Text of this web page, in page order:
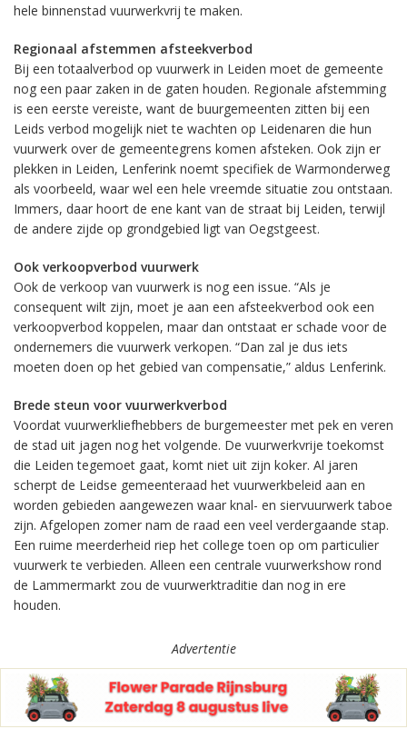
hele binnenstad vuurwerkvrij te maken.
Regionaal afstemmen afsteekverbod
Bij een totaalverbod op vuurwerk in Leiden moet de gemeente
nog een paar zaken in de gaten houden. Regionale afstemming
is een eerste vereiste, want de buurgemeenten zitten bij een
Leids verbod mogelijk niet te wachten op Leidenaren die hun
vuurwerk over de gemeentegrens komen afsteken. Ook zijn er
plekken in Leiden, Lenferink noemt specifiek de Warmonderweg
als voorbeeld, waar wel een hele vreemde situatie zou ontstaan.
Immers, daar hoort de ene kant van de straat bij Leiden, terwijl
de andere zijde op grondgebied ligt van Oegstgeest.
Ook verkoopverbod vuurwerk
Ook de verkoop van vuurwerk is nog een issue. “Als je
consequent wilt zijn, moet je aan een afsteekverbod ook een
verkoopverbod koppelen, maar dan ontstaat er schade voor de
ondernemers die vuurwerk verkopen. “Dan zal je dus iets
moeten doen op het gebied van compensatie,” aldus Lenferink.
Brede steun voor vuurwerkverbod
Voordat vuurwerkliefhebbers de burgemeester met pek en veren
de stad uit jagen nog het volgende. De vuurwerkvrije toekomst
die Leiden tegemoet gaat, komt niet uit zijn koker. Al jaren
scherpt de Leidse gemeenteraad het vuurwerkbeleid aan en
worden gebieden aangewezen waar knal- en siervuurwerk taboe
zijn. Afgelopen zomer nam de raad een veel verdergaande stap.
Een ruime meerderheid riep het college toen op om particulier
vuurwerk te verbieden. Alleen een centrale vuurwerkshow rond
de Lammermarkt zou de vuurwerktraditie dan nog in ere
houden.
Advertentie